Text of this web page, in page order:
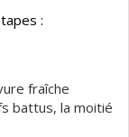
:
fraîche
battus, la moitié